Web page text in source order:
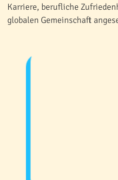
Karriere, berufliche
globalen Gemeinschaft